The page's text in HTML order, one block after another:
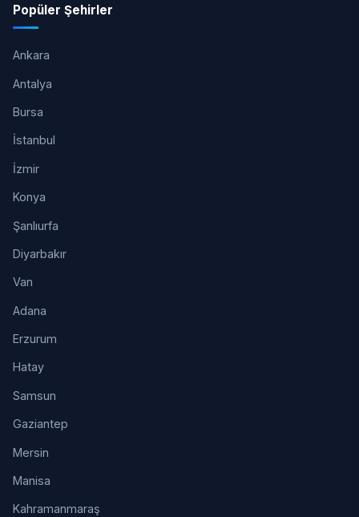
Popüler Şehirler
Ankara
Antalya
Bursa
İstanbul
İzmir
Konya
Şanlıurfa
Diyarbakır
Van
Adana
Erzurum
Hatay
Samsun
Gaziantep
Mersin
Manisa
Kahramanmaraş